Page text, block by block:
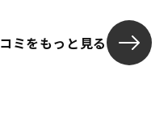
資料を見
ミをもっと見る